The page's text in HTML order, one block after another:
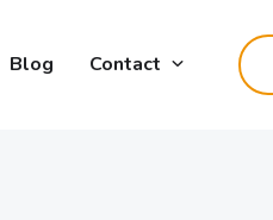
Blog Contact